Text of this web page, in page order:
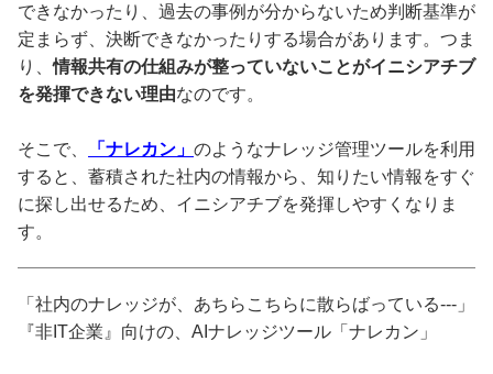
できなかったり、過去の事例が分からないため判断基準が
定まらず、決断できなかったりする場合があります。つま
り、情報共有の仕組みが整っていないことがイニシアチブ
を発揮できない理由なのです。
そこで、 「ナレカン」 のようなナレッジ管理ツールを利用
すると、蓄積された社内の情報から、知りたい情報をすぐ
に探し出せるため、イニシアチブを発揮しやすくなりま
す。
「社内のナレッジが、あちらこちらに散らばっている---」
『非IT企業』向けの、AIナレッジツール「ナレカン」